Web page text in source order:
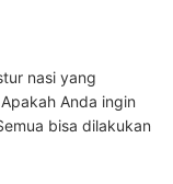
nasi yang
Anda ingin
bisa dilakukan